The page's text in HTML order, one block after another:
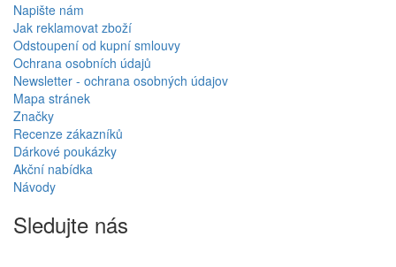
Napište nám
Jak reklamovat zboží
Odstoupení od kupní smlouvy
Ochrana osobních údajů
Newsletter - ochrana osobných údajov
Mapa stránek
Značky
Recenze zákazníků
Dárkové poukázky
Akční nabídka
Návody
Sledujte nás